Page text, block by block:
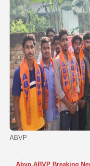
ABVP
Abvp,ABVP Breaking